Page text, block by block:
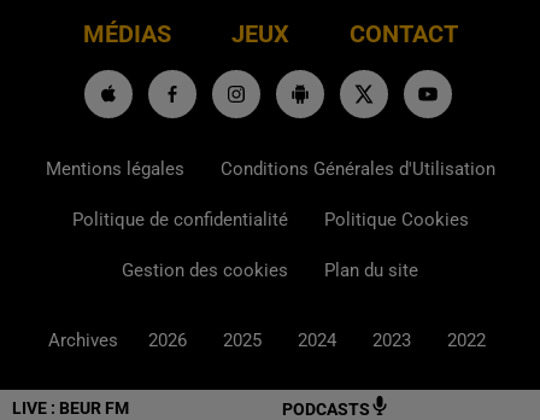
LIVE : BEUR FM PODCASTS
MÉDIAS JEUX CONTACT
Mentions légales Conditions Générales d'Utilisation
Politique de confidentialité Politique Cookies
Gestion des cookies Plan du site
Archives 2026 2025 2024 2023 2022